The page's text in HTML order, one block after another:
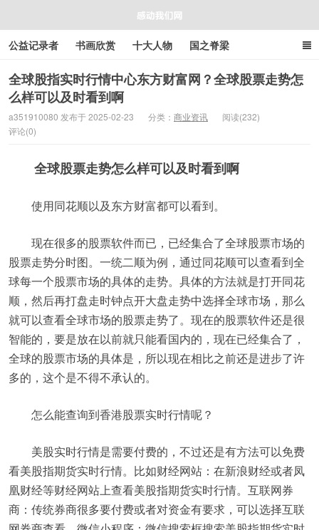
感动我们网
公益记录者 书画欣赏 十大人物 国之脊梁
好人好事 感人资讯 商业资讯 在线工具箱
全球股指实时行情中心东方财富网？全球股票走势怎
么样可以及时看到啊
a351910080 发布于 2025-02-23 分类： 商业资讯
阅读(232)
评论(0)
全球股票走势怎么样可以及时看到啊
使用同花顺以及东方财富都可以看到。
现在很多的股票软件而已，已经集合了全球股票市场的
股票走势分时图。一统二顺为例，通过同花顺可以查看到全
球每一个股票市场的具体的走势。具体的方法就是打开同花
顺，然后再打盘走时钟点开大盘走势中选择全球市场，那么
就可以查看全球市场的股票走势了。现在的股票软件还是很
智能的，要是放在以前就只能看国内的，现在已经集合了，
全球的股票市场的具体是，所以现在相比之前还是进步了许
多的，这个是不得不承认的。
怎么能查询到香港股票实时行情呢？
美股实时行情是需要付费的，不过还是有方法可以免费
看美股指期货实时行情。比如财经网站：在新浪财经或者凤
凰财经等财经网站上查看美股指期货实时行情。互联网券
商：传统券商很多要付费或者对资金有要求，可以选择互联